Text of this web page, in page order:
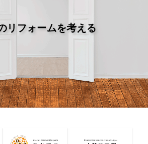
リフォームを考える